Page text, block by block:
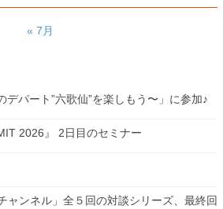
« 7月
デパート”六歌仙”を楽しもう〜」に参加♪
2026』 2日目のセミナー
ャンネル」全５回の対談シリーズ、最終回